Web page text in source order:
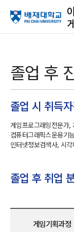
졸업 후
졸업 시 취득
게임프로그래밍전문가,
컴퓨터그래픽스운용기
인터넷정보검색사, 시
졸업 후 취업
게임기획과정